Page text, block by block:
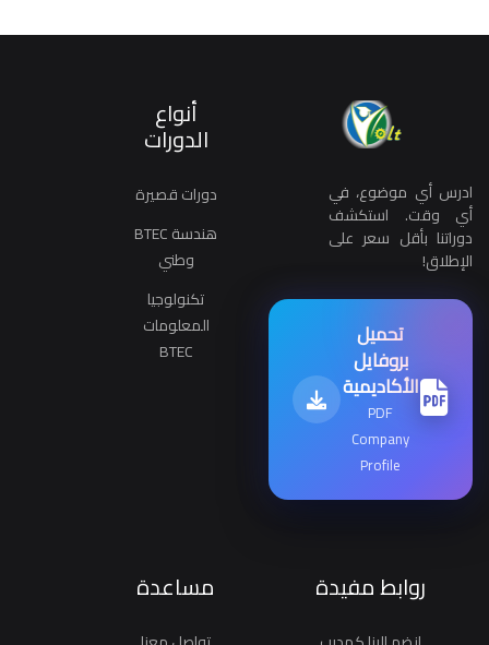
ادرس أي موضوع، في
أي وقت. استكشف
دوراتنا بأقل سعر على
الإطلاق!
تحميل
بروفايل
الأكاديمية
PDF
Company
Profile
أنواع
الدورات
دورات قصيرة
هندسة BTEC
وطني
تكنولوجيا
المعلومات
BTEC
روابط مفيدة مساعدة